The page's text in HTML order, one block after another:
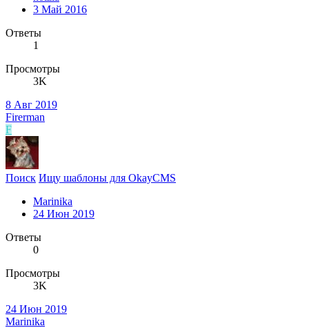
3 Май 2016
Ответы
1
Просмотры
3K
8 Авг 2019
Firerman
F
Поиск Ищу шаблоны для OkayCMS
Marinika
24 Июн 2019
Ответы
0
Просмотры
3K
24 Июн 2019
Marinika